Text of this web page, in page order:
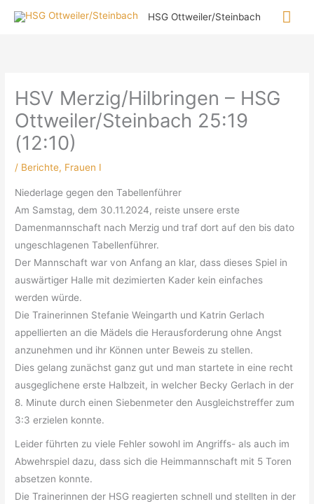
Inhalt
HSG Ottweiler/Steinbach
HSV Merzig/Hilbringen – HSG
Ottweiler/Steinbach 25:19
(12:10)
/ Berichte, Frauen I
Niederlage gegen den Tabellenführer
Am Samstag, dem 30.11.2024, reiste unsere erste
Damenmannschaft nach Merzig und traf dort auf den bis dato
ungeschlagenen Tabellenführer.
Der Mannschaft war von Anfang an klar, dass dieses Spiel in
auswärtiger Halle mit dezimierten Kader kein einfaches
werden würde.
Die Trainerinnen Stefanie Weingarth und Katrin Gerlach
appellierten an die Mädels die Herausforderung ohne Angst
anzunehmen und ihr Können unter Beweis zu stellen.
Dies gelang zunächst ganz gut und man startete in eine recht
ausgeglichene erste Halbzeit, in welcher Becky Gerlach in der
8. Minute durch einen Siebenmeter den Ausgleichstreffer zum
3:3 erzielen konnte.
Leider führten zu viele Fehler sowohl im Angriffs- als auch im
Abwehrspiel dazu, dass sich die Heimmannschaft mit 5 Toren
absetzen konnte.
Die Trainerinnen der HSG reagierten schnell und stellten in der